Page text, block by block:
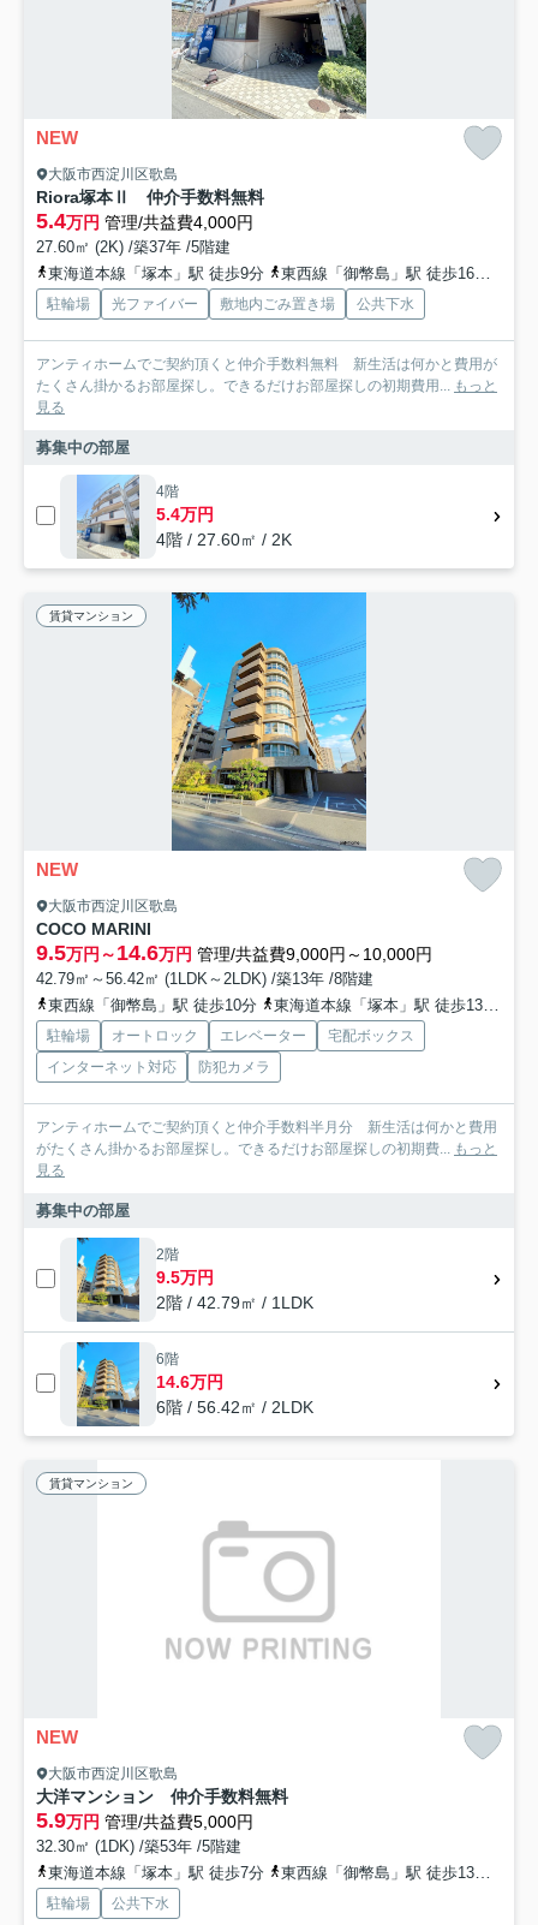
NEW
大阪市西淀川区歌島
Riora塚本Ⅱ 仲介手数料無料
5.4万円 管理/共益費4,000円
27.60㎡ (2K) /築37年 /5階建
東海道本線「塚本」駅 徒歩9分
東西線「御幣島」駅 徒歩16分
駐輪場 光ファイバー 敷地内ごみ置き場 公共下水
アンティホームでご契約頂くと仲介手数料無料 新生活は何かと費用が
たくさん掛かるお部屋探し。できるだけお部屋探しの初期費用...
もっと
見る
募集中の部屋
4階
5.4万円
4階 / 27.60㎡ / 2K
賃貸マンション
NEW
大阪市西淀川区歌島
COCO MARINI
9.5万円～14.6万円 管理/共益費9,000円～10,000円
42.79㎡～56.42㎡ (1LDK～2LDK) /築13年 /8階建
東西線「御幣島」駅 徒歩10分
東海道本線「塚本」駅 徒歩13分
駐輪場 オートロック エレベーター
宅配ボックス
インターネット対応
防犯カメラ
アンティホームでご契約頂くと仲介手数料半月分 新生活は何かと費用
がたくさん掛かるお部屋探し。できるだけお部屋探しの初期費...
もっと
見る
募集中の部屋
2階
9.5万円
2階 / 42.79㎡ / 1LDK
6階
14.6万円
6階 / 56.42㎡ / 2LDK
賃貸マンション
NEW
大阪市西淀川区歌島
大洋マンション 仲介手数料無料
5.9万円 管理/共益費5,000円
32.30㎡ (1DK) /築53年 /5階建
東海道本線「塚本」駅 徒歩7分
東西線「御幣島」駅 徒歩13分
駐輪場 公共下水